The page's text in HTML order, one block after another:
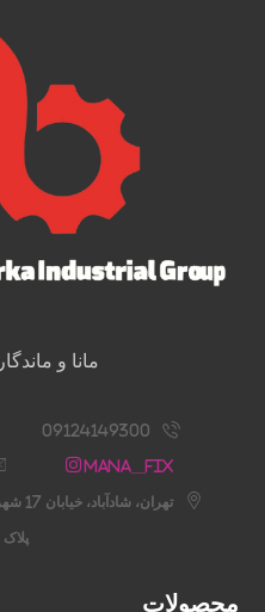
مانا و
09124149300
Mana__fix
پلاک 76
محصولات